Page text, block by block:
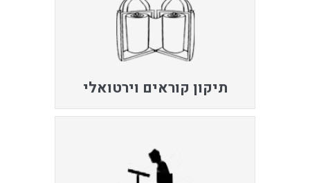
תיקון קוראים וירטואלי